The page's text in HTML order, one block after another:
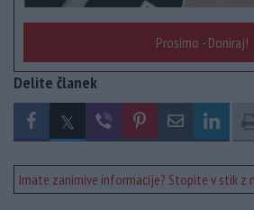
Prosimo - Doniraj!
Delite članek
Imate zanimive informacije? Stopite v stik z